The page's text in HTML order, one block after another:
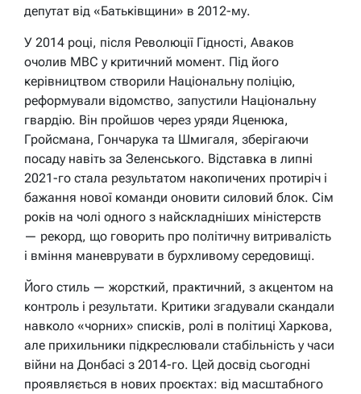
депутат від «Батьківщини» в 2012-му.
У 2014 році, після Революції Гідності, Аваков
очолив МВС у критичний момент. Під його
керівництвом створили Національну поліцію,
реформували відомство, запустили Національну
гвардію. Він пройшов через уряди Яценюка,
Гройсмана, Гончарука та Шмигаля, зберігаючи
посаду навіть за Зеленського. Відставка в липні
2021-го стала результатом накопичених протиріч і
бажання нової команди оновити силовий блок. Сім
років на чолі одного з найскладніших міністерств
— рекорд, що говорить про політичну витривалість
і вміння маневрувати в бурхливому середовищі.
Його стиль — жорсткий, практичний, з акцентом на
контроль і результати. Критики згадували скандали
навколо «чорних» списків, ролі в політиці Харкова,
але прихильники підкреслювали стабільність у часи
війни на Донбасі з 2014-го. Цей досвід сьогодні
проявляється в нових проєктах: від масштабного